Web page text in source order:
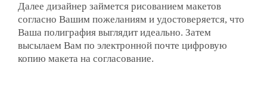
Далее дизайнер займется рисованием макетов
согласно Вашим пожеланиям и удостоверяется, что
Ваша полиграфия выглядит идеально. Затем
высылаем Вам по электронной почте цифровую
копию макета на согласование.